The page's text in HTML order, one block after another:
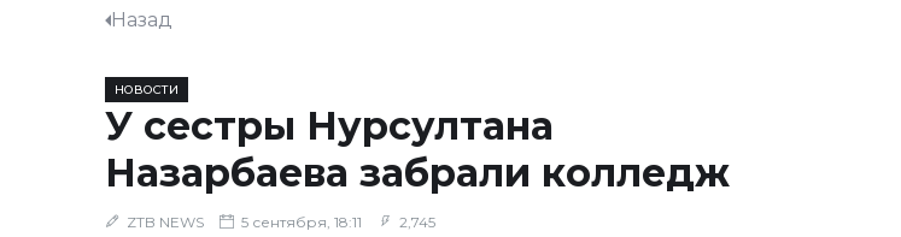
Назад
НОВОСТИ
У сестры Нурсултана
Назарбаева забрали колледж
ZTB NEWS 5 сентября, 18:11 2,745